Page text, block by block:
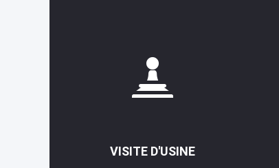
VISITE D'USINE